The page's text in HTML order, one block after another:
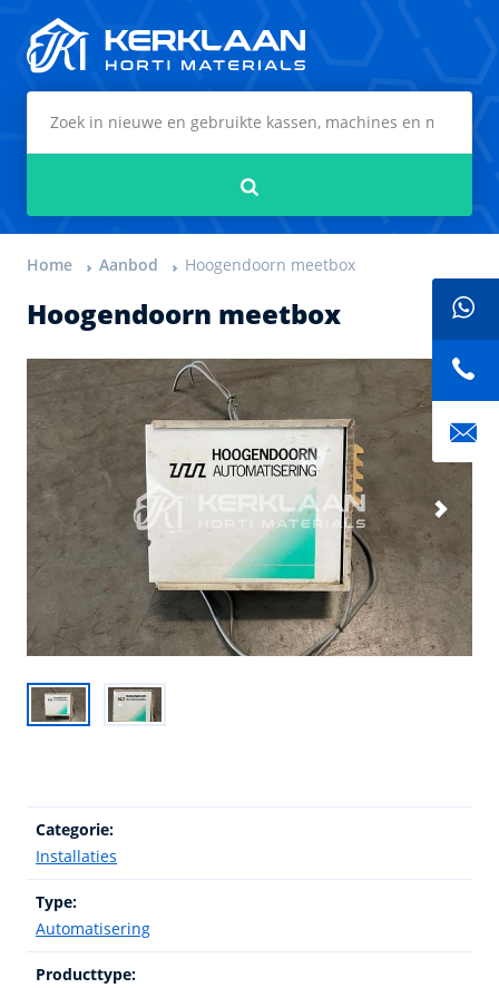
Home Aanbod Hoogendoorn meetbox
Hoogendoorn meetbox
Categorie:
Installaties
Type:
Automatisering
Producttype: